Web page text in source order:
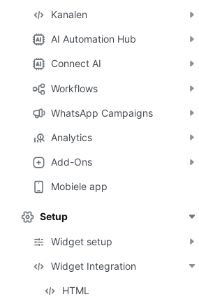
Kanalen
AI Automation Hub
Connect AI
Workflows
WhatsApp Campaigns
Analytics
Add-Ons
Mobiele app
Setup
Widget setup
Widget Integration
HTML